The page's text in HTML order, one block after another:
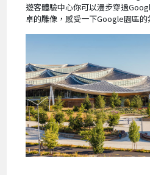
遊客體驗中心你可以漫步穿過
卓的雕像，感受一下Google園區的